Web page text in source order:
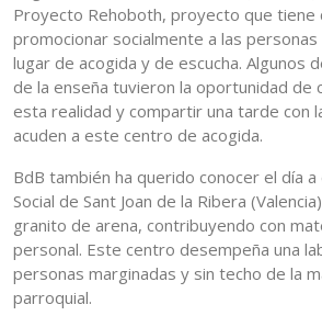
Proyecto Rehoboth, proyecto que tiene
promocionar socialmente a las
lugar de acogida y de escucha. Algunos
de la enseña tuvieron la oportunidad de
esta realidad y compartir una tarde con
acuden a este centro de acogida.
BdB también ha querido conocer el día
Social de Sant Joan de la Ribera
granito de arena, contribuyendo con
personal. Este centro desempeña una
personas marginadas y sin techo de la
parroquial.